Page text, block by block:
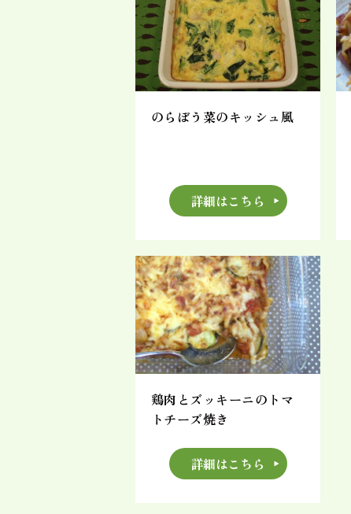
のらぼう菜のキッシュ風
詳細はこちら
鶏肉とズッキーニのトマ
トチーズ焼き
詳細はこちら